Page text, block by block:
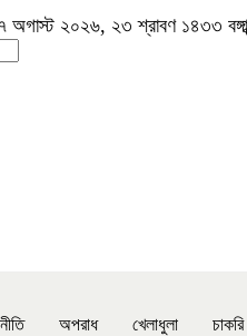
২০২৬, ২৩ শ্রাবণ ১৪৩৩
অপরাধ খেলাধুলা চাকরি